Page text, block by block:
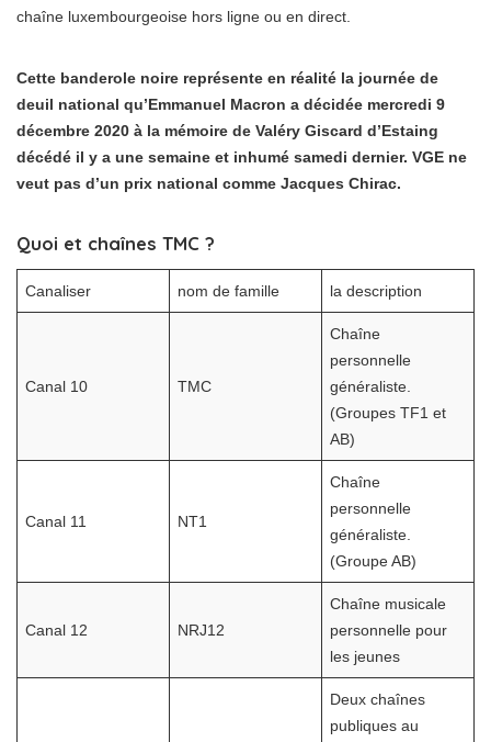
chaîne luxembourgeoise hors ligne ou en direct.
Cette banderole noire représente en réalité la journée de
deuil national qu’Emmanuel Macron a décidée mercredi 9
décembre 2020 à la mémoire de Valéry Giscard d’Estaing
décédé il y a une semaine et inhumé samedi dernier. VGE ne
veut pas d’un prix national comme Jacques Chirac.
Quoi et chaînes TMC ?
Canaliser nom de famille la description
Canal 10 TMC
Chaîne
personnelle
généraliste.
(Groupes TF1 et
AB)
Canal 11 NT1
Chaîne
personnelle
généraliste.
(Groupe AB)
Canal 12 NRJ12
Chaîne musicale
personnelle pour
les jeunes
Deux chaînes
publiques au